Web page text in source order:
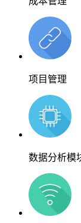
项目管理
数据分析模